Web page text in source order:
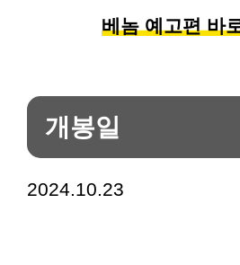
베놈 예고편 바
개봉일
2024.10.23